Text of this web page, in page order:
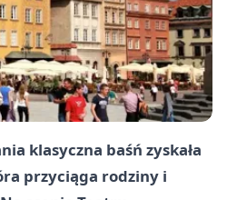
klasyczna baśń zyskała
przyciąga rodziny i